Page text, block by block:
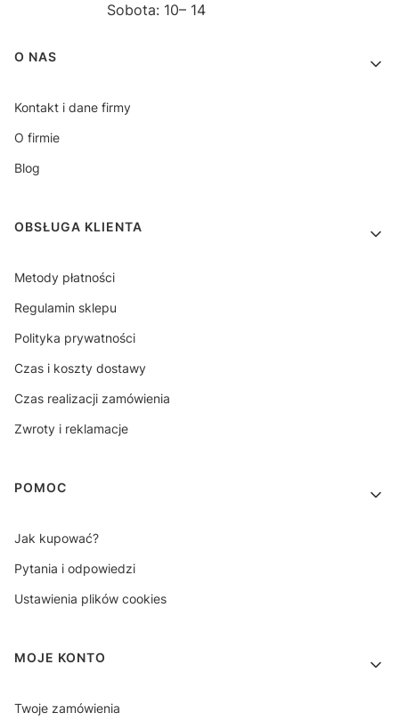
Sobota: 10– 14
Linki w stopce
O NAS
Kontakt i dane firmy
O firmie
Blog
OBSŁUGA KLIENTA
Metody płatności
Regulamin sklepu
Polityka prywatności
Czas i koszty dostawy
Czas realizacji zamówienia
Zwroty i reklamacje
POMOC
Jak kupować?
Pytania i odpowiedzi
Ustawienia plików cookies
MOJE KONTO
Twoje zamówienia